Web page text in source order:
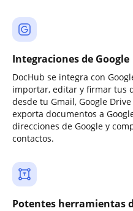
Integraciones de Google
DocHub se integra con
importar, editar y firmar tus
desde tu Gmail, Google
exporta documentos a
direcciones de Google y
contactos.
Potentes herramientas